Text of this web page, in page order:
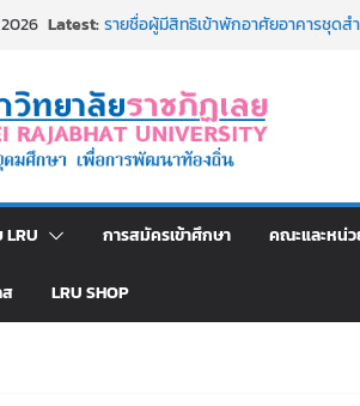
Latest:รายชื่อผู้ผ่านการสอบแข่งขันเพื่อเป็นลู
สังกัดมหาวิทยาลัยราชภัฏเลย ครั้งที่ 2/
ม.ราชภัฏเลย ประชุมคณาจารย์ประจำ ค
ประกาศผู้ชนะการเสนอราคา จ้างทำ
โดยวิธีเฉพาะเจาะจง
สาธารณกุศล 69
LRU การสมัครเข้าศึกษา คณะและหน่ว
LRU SHOP